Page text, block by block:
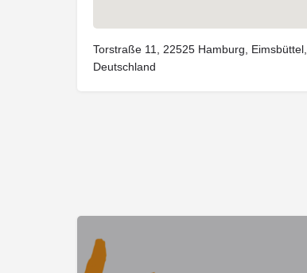
Torstraße 11, 22525 Hamburg, Eimsbüttel,
Deutschland